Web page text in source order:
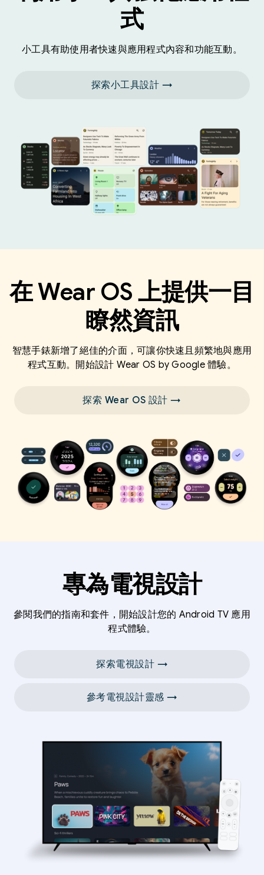
式
小工具有助使用者快速與應用程式內容和功能互動。
探索小工具設計 →
在 Wear OS 上提供一目
瞭然資訊
智慧手錶新增了絕佳的介面，可讓你快速且頻繁地與應用
程式互動。開始設計 Wear OS by Google 體驗。
探索 Wear OS 設計 →
專為電視設計
參閱我們的指南和套件，開始設計您的 Android TV 應用
程式體驗。
探索電視設計 →
參考電視設計靈感 →